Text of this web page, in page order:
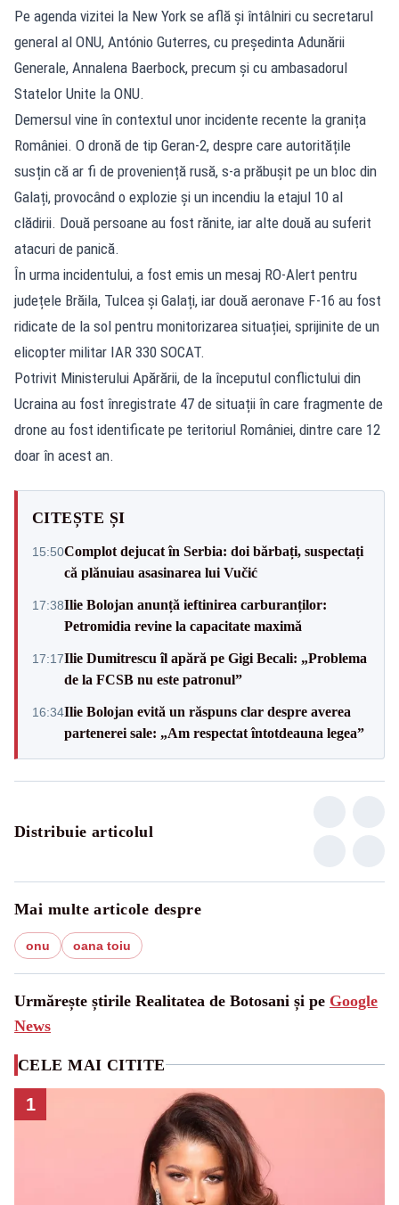
Pe agenda vizitei la New York se află și întâlniri cu secretarul
general al ONU, António Guterres, cu președinta Adunării
Generale, Annalena Baerbock, precum și cu ambasadorul
Statelor Unite la ONU.
Demersul vine în contextul unor incidente recente la granița
României. O dronă de tip Geran-2, despre care autoritățile
susțin că ar fi de proveniență rusă, s-a prăbușit pe un bloc din
Galați, provocând o explozie și un incendiu la etajul 10 al
clădirii. Două persoane au fost rănite, iar alte două au suferit
atacuri de panică.
În urma incidentului, a fost emis un mesaj RO-Alert pentru
județele Brăila, Tulcea și Galați, iar două aeronave F-16 au fost
ridicate de la sol pentru monitorizarea situației, sprijinite de un
elicopter militar IAR 330 SOCAT.
Potrivit Ministerului Apărării, de la începutul conflictului din
Ucraina au fost înregistrate 47 de situații în care fragmente de
drone au fost identificate pe teritoriul României, dintre care 12
doar în acest an.
CITEȘTE ȘI
15:50Complot dejucat în Serbia: doi bărbați, suspectați
că plănuiau asasinarea lui Vučić
17:38Ilie Bolojan anunță ieftinirea carburanților:
Petromidia revine la capacitate maximă
17:17Ilie Dumitrescu îl apără pe Gigi Becali: „Problema
de la FCSB nu este patronul”
16:34Ilie Bolojan evită un răspuns clar despre averea
partenerei sale: „Am respectat întotdeauna legea”
Distribuie articolul
Mai multe articole despre
onu oana toiu
Urmărește știrile Realitatea de Botosani și pe Google
News
CELE MAI CITITE
1